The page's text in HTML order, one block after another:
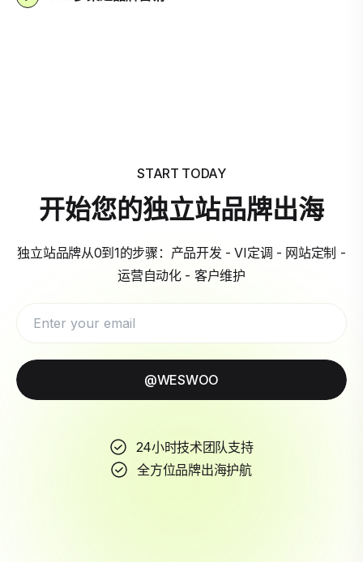
START TODAY
开始您的独立站品牌出海
独立站品牌从0到1的步骤：产品开发 - VI定调 - 网站定制 -
运营自动化 - 客户维护
@WESWOO
24小时技术团队支持
全方位品牌出海护航